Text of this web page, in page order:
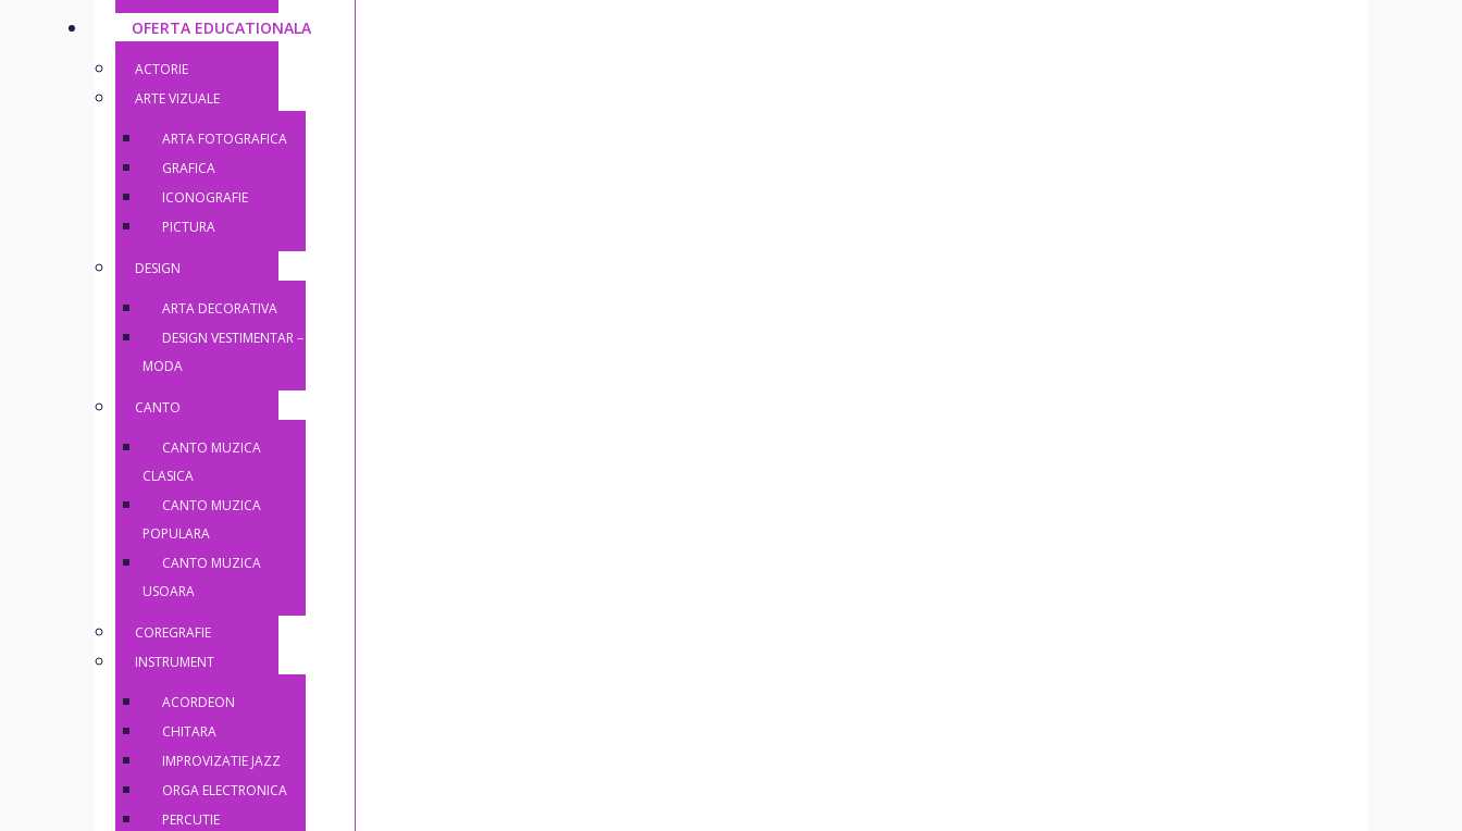
OFERTA EDUCATIONALA
ACTORIE
ARTE VIZUALE
ARTA FOTOGRAFICA
GRAFICA
ICONOGRAFIE
PICTURA
DESIGN
ARTA DECORATIVA
DESIGN VESTIMENTAR –
MODA
CANTO
CANTO MUZICA
CLASICA
CANTO MUZICA
POPULARA
CANTO MUZICA
USOARA
COREGRAFIE
INSTRUMENT
ACORDEON
CHITARA
IMPROVIZATIE JAZZ
ORGA ELECTRONICA
PERCUTIE